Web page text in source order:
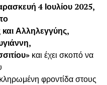
4 Ιουλίου 2025,
Αλληλεγγύης,
και έχει σκοπό να
φροντίδα στους